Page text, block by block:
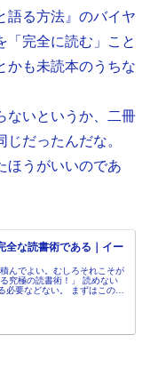
語る方法』のバイヤ
「完全に読む」こと
かも未読本のうちな
ないというか、二冊
だったんだな。
ほうがいいのであ
全な読書術である｜イー
んでよい。むしろそれこそが
究極の読書術！」 読めない
必要などない。 まずはこの本